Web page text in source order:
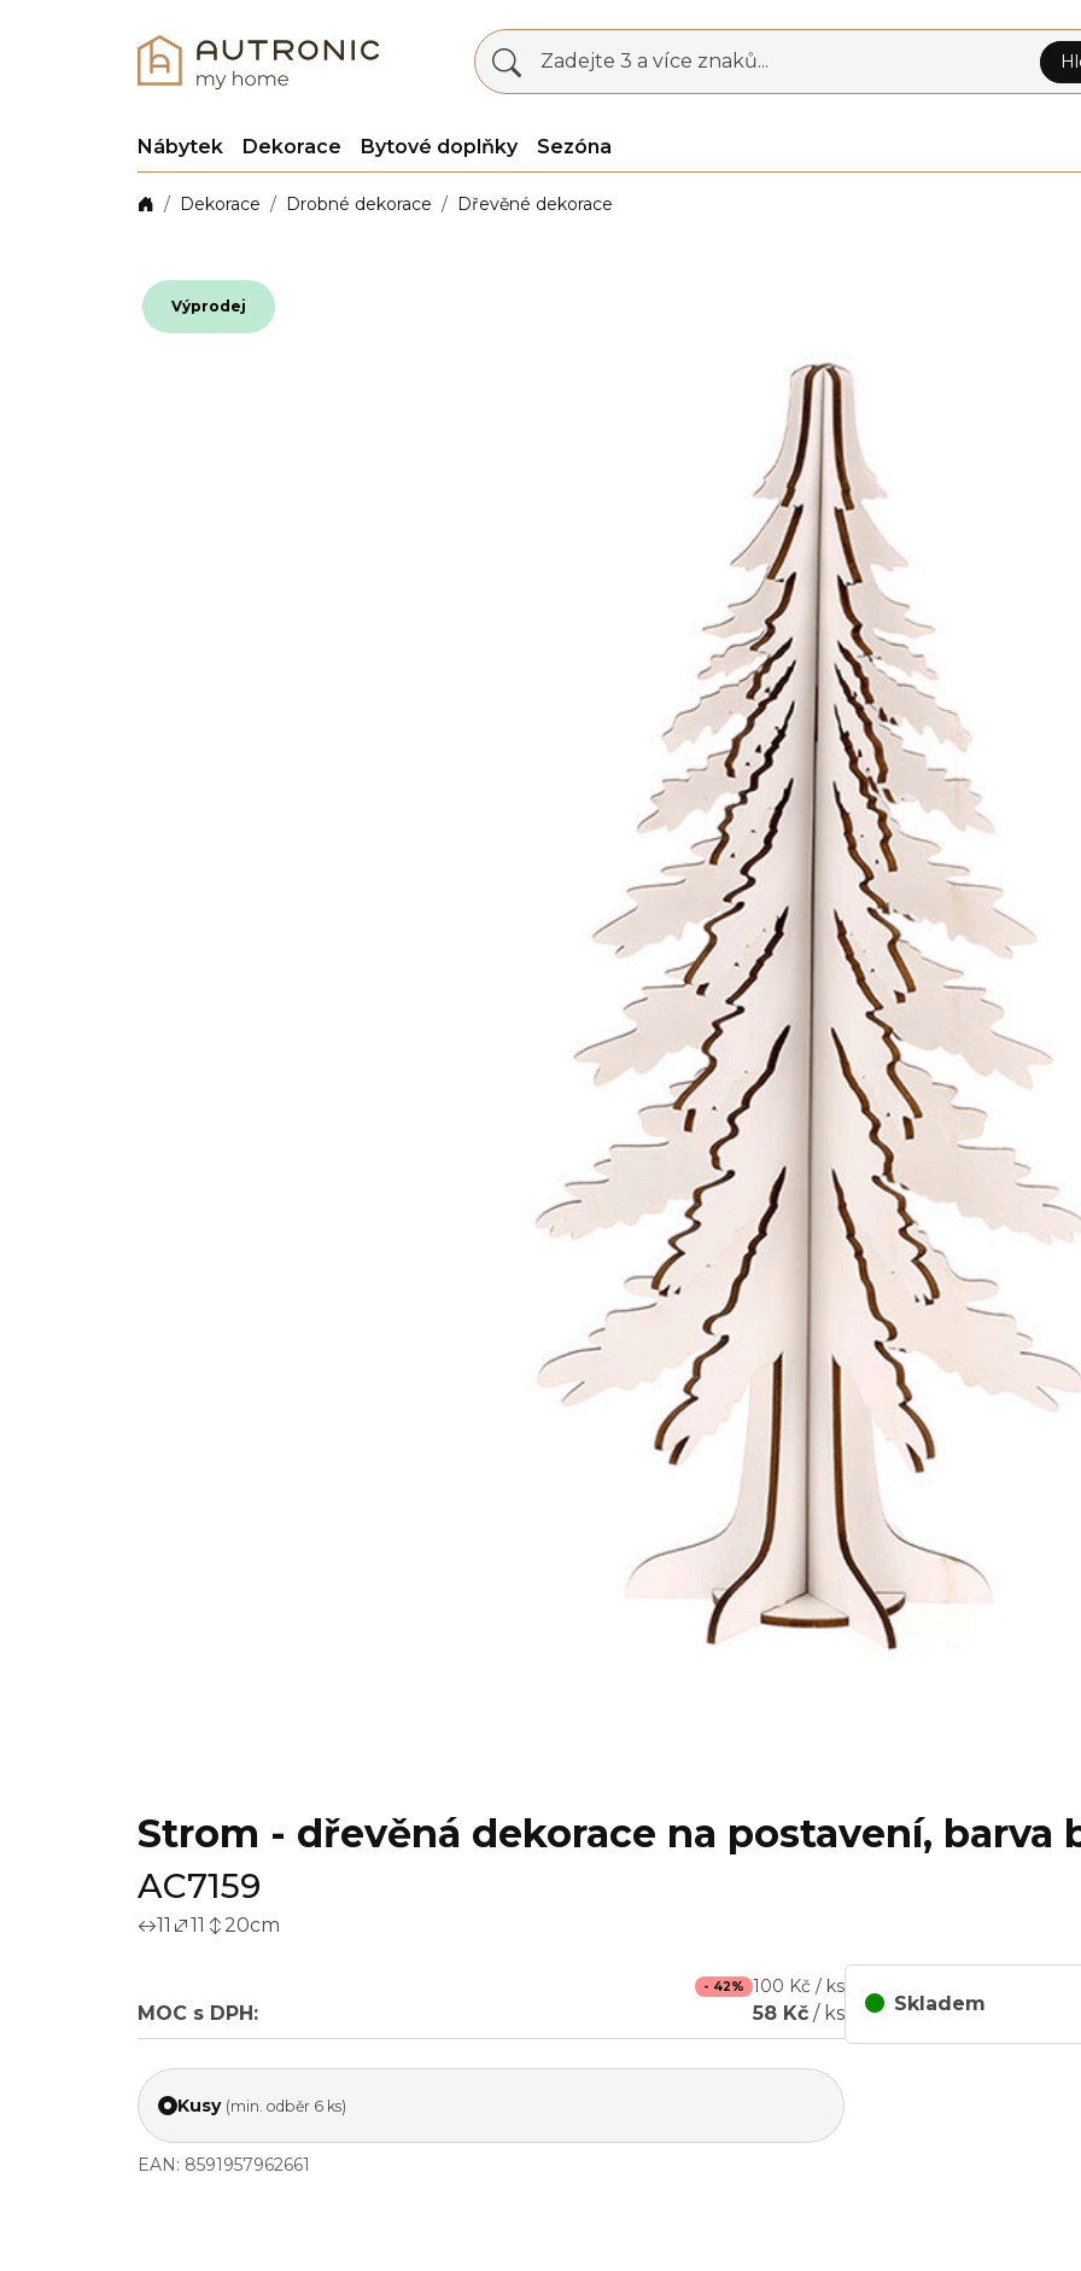
Zadejte 3 a více znaků...
Nábytek Dekorace Bytové doplňky Sezóna
Dekorace Drobné dekorace Dřevěné dekorace
Výprodej
Strom - dřevěná dekorace na postavení, barva
AC7159
11 11 20cm
- 42% 100 Kč / ks
MOC s DPH: 58 Kč / ks
Kusy (min. odběr 6 ks)
EAN: 8591957962661
Skladem